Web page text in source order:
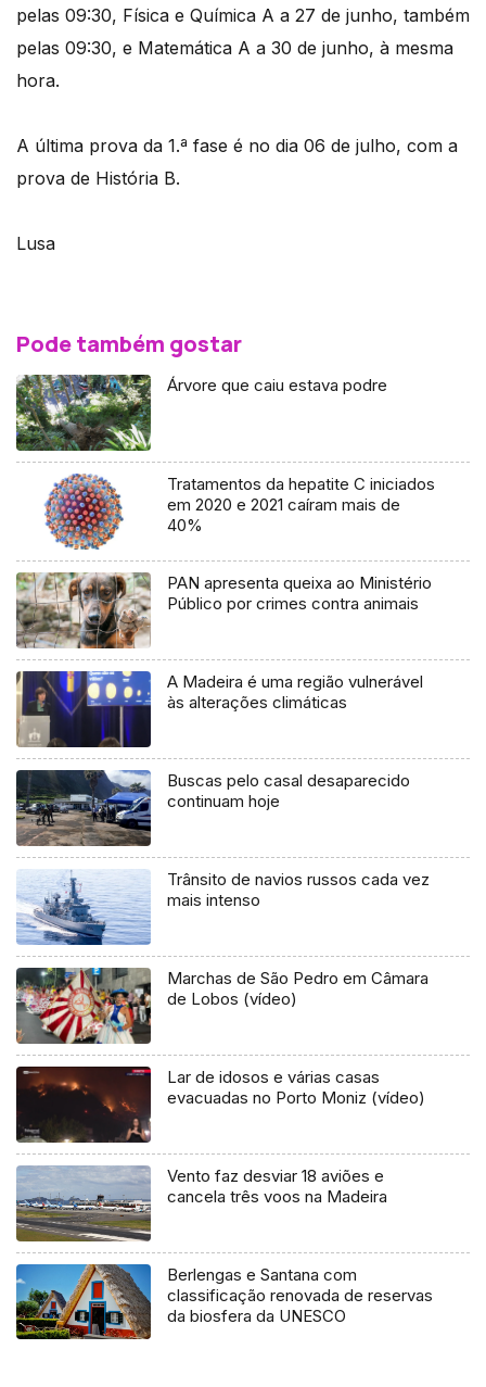
pelas 09:30, Física e Química A a 27 de junho, também
pelas 09:30, e Matemática A a 30 de junho, à mesma
hora.
A última prova da 1.ª fase é no dia 06 de julho, com a
prova de História B.
Lusa
Pode também gostar
Árvore que caiu estava podre
Tratamentos da hepatite C iniciados
em 2020 e 2021 caíram mais de
40%
PAN apresenta queixa ao Ministério
Público por crimes contra animais
A Madeira é uma região vulnerável
às alterações climáticas
Buscas pelo casal desaparecido
continuam hoje
Trânsito de navios russos cada vez
mais intenso
Marchas de São Pedro em Câmara
de Lobos (vídeo)
Lar de idosos e várias casas
evacuadas no Porto Moniz (vídeo)
Vento faz desviar 18 aviões e
cancela três voos na Madeira
Berlengas e Santana com
classificação renovada de reservas
da biosfera da UNESCO